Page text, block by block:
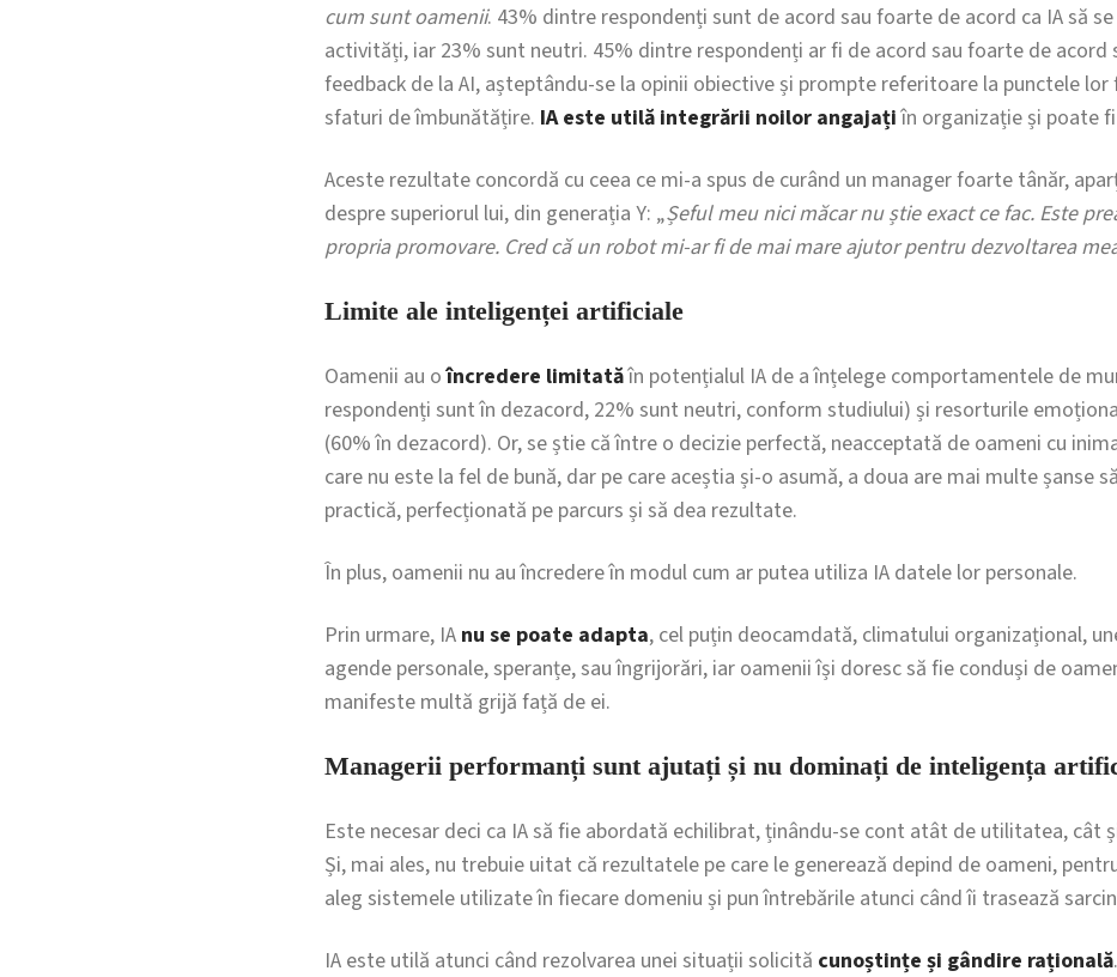
cum sunt oamenii. 43% dintre respondenți sunt de acord sau foarte de acord ca IA să
activități, iar 23% sunt neutri. 45% dintre respondenți ar fi de acord sau foarte de acord
feedback de la AI, așteptându-se la opinii obiective și prompte referitoare la punctele lor
sfaturi de îmbunătățire. IA este utilă integrării noilor angajațiîn organizație și poate
Aceste rezultate concordă cu ceea ce mi-a spus de curând un manager foarte tânăr,
despre superiorul lui, din generația Y: „Șeful meu nici măcar nu știe exact ce fac. Este
propria promovare. Cred că un robot mi-ar fi de mai mare ajutor pentru dezvoltarea
Limite ale inteligenței artificiale
Oamenii au oîncredere limitatăîn potențialul IA de a înțelege comportamentele de
respondenți sunt în dezacord, 22% sunt neutri, conform studiului) și resorturile
(60% în dezacord). Or, se știe că între o decizie perfectă, neacceptată de oameni cu
care nu este la fel de bună, dar pe care aceștia și-o asumă, a doua are mai multe șanse
practică, perfecționată pe parcurs și să dea rezultate.
În plus, oamenii nu au încredere în modul cum ar putea utiliza IA datele lor personale.
Prin urmare, IA nu se poate adapta, cel puțin deocamdată, climatului organizațional,
agende personale, speranțe, sau îngrijorări, iar oamenii își doresc să fie conduși de
manifeste multă grijă față de ei.
Managerii performanți sunt ajutați și nu dominați de inteligența
Este necesar deci ca IA să fie abordată echilibrat, ținându-se cont atât de utilitatea, cât
Și, mai ales, nu trebuie uitat că rezultatele pe care le generează depind de oameni,
aleg sistemele utilizate în fiecare domeniu și pun întrebările atunci când îi trasează
IA este utilă atunci când rezolvarea unei situații solicită cunoștințe și gândire rațională